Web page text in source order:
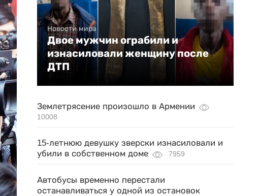
Новости мира
Двое мужчин ограбили и
изнасиловали женщину после
ДТП
Землетрясение произошло в Армении
10008
15-летнюю девушку зверски изнасиловали и
убили в собственном доме
7959
Автобусы временно перестали
останавливаться у одной из остановок